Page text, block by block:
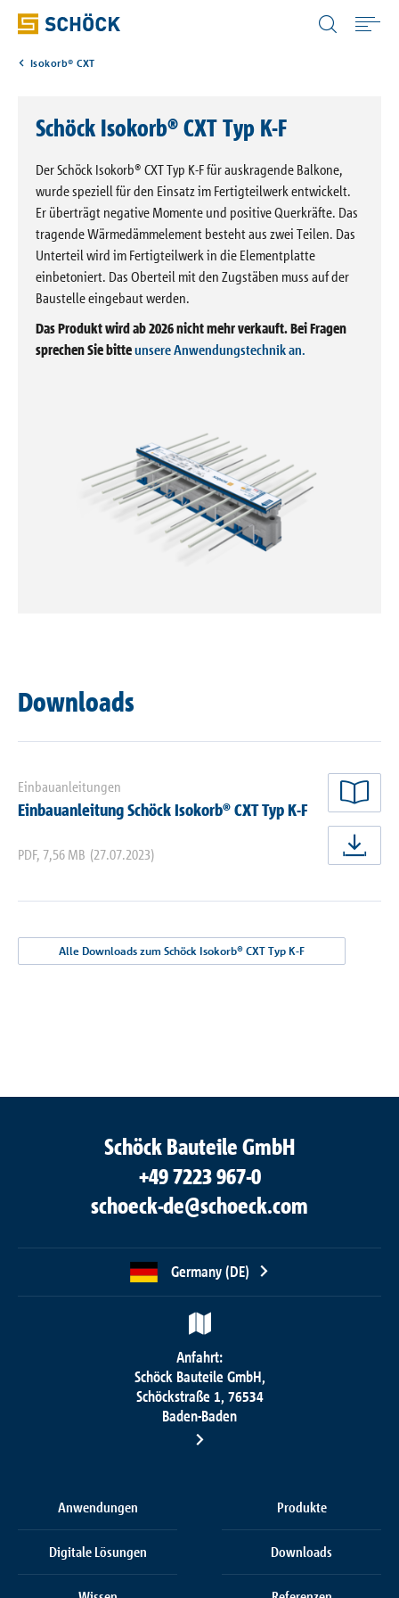
Anwendungen
Produkte
Digitale Lösungen
Downloads
Wissen
Unternehmen
Germany (DE) Deutsch
Isokorb® CXT
Schöck Isokorb® CXT Typ K-F
Der Schöck Isokorb® CXT Typ K-F für auskragende Balkone,
wurde speziell für den Einsatz im Fertigteilwerk entwickelt.
Er überträgt negative Momente und positive Querkräfte. Das
tragende Wärmedämmelement besteht aus zwei Teilen. Das
Unterteil wird im Fertigteilwerk in die Elementplatte
einbetoniert. Das Oberteil mit den Zugstäben muss auf der
Baustelle eingebaut werden.
Das Produkt wird ab 2026 nicht mehr verkauft. Bei Fragen
sprechen Sie bitteunsere Anwendungstechnik an.
Downloads
Einbauanleitungen
Einbauanleitung Schöck Isokorb® CXT Typ K-F
PDF, 7,56 MB (27.07.2023)
Alle Downloads zum Schöck Isokorb® CXT Typ K-F
Schöck Bauteile GmbH
+49 7223 967-0
schoeck-de@schoeck.com
Germany (DE)
Anfahrt:
Schöck Bauteile GmbH,
Schöckstraße 1, 76534
Baden-Baden
Anwendungen Produkte
Digitale Lösungen Downloads